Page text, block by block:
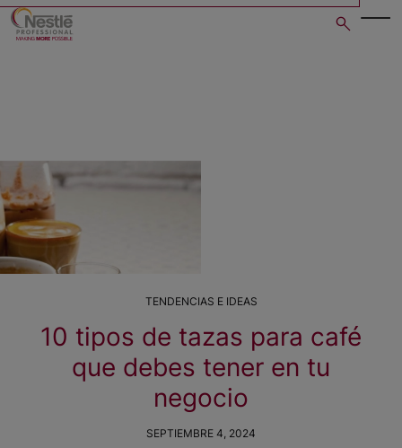
Skip
TENDENCIAS E IDEAS
10 tipos de tazas para café
que debes tener en tu
negocio
SEPTIEMBRE 4, 2024